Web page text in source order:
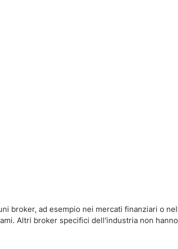
broker, ad esempio nei mercati finanziari o
Altri broker specifici dell'industria non